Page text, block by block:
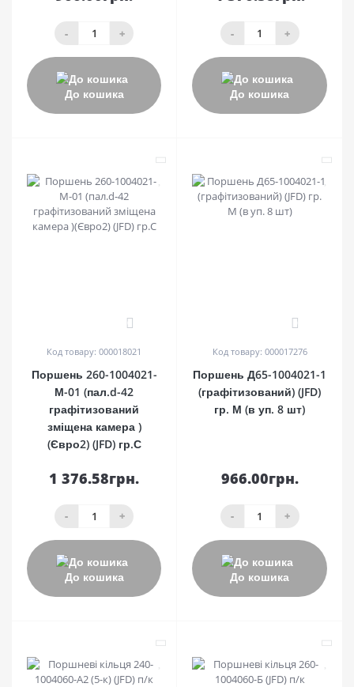
- +
До кошика
- +
До кошика
Код товару: 000018021
Поршень 260-1004021-
М-01 (пал.d-42
графітизований
зміщена камера )
(Євро2) (JFD) гр.С
1 376.58грн.
- +
До кошика
Код товару: 000017276
Поршень Д65-1004021-1
(графітизований) (JFD)
гр. М (в уп. 8 шт)
966.00грн.
- +
До кошика